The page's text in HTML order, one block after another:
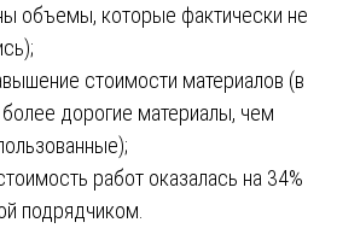
объемы, которые фактически не
стоимости материалов (в
дорогие материалы, чем
работ оказалась на 34%
подрядчиком.